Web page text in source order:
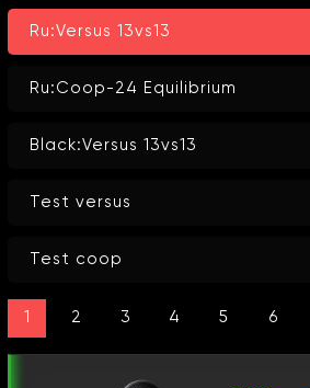
Ru:Versus 13vs13
Ru:Coop-24 Equilibrium
Black:Versus 13vs13
Test versus
Test coop
1 2 3 4 5 6